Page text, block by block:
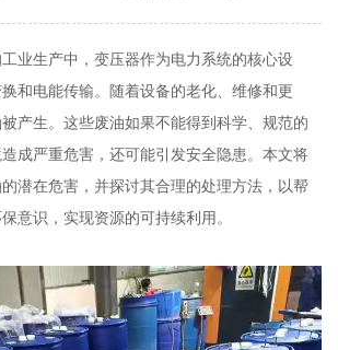
业生产中，变压器作为电力系统的核心设
和电能传输。随着设备的老化、维修和更
产生。这些废油如果不能得到科学、规范的
成严重危害，还可能引发安全隐患。本文将
潜在危害，并探讨其合理的处理方法，以帮
意识，实现资源的可持续利用。